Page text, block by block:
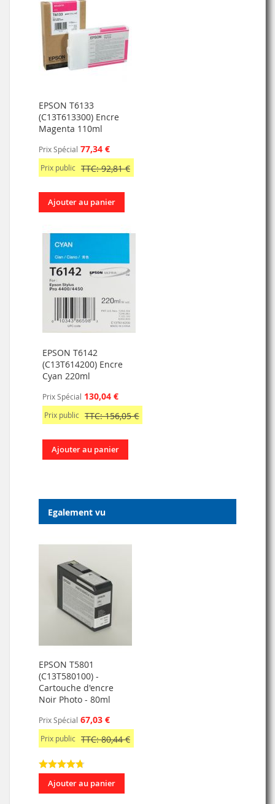
EPSON T6133
(C13T613300) Encre
Magenta 110ml
Prix Spécial 77,34 €
Prix public TTC: 92,81 €
Ajouter au panier
EPSON T6142
(C13T614200) Encre
Cyan 220ml
Prix Spécial 130,04 €
Prix public TTC: 156,05 €
Ajouter au panier
Egalement vu
EPSON T5801
(C13T580100) -
Cartouche d'encre
Noir Photo - 80ml
Prix Spécial 67,03 €
Prix public TTC: 80,44 €
Ajouter au panier